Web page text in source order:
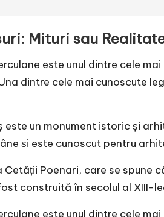
Mituri sau
este unul dintre cele
dintre cele mai cunoscute
este un monument istoric și
și este cunoscut pentru
Poenari, care se spune
construită în secolul al XIII-
este unul dintre cele